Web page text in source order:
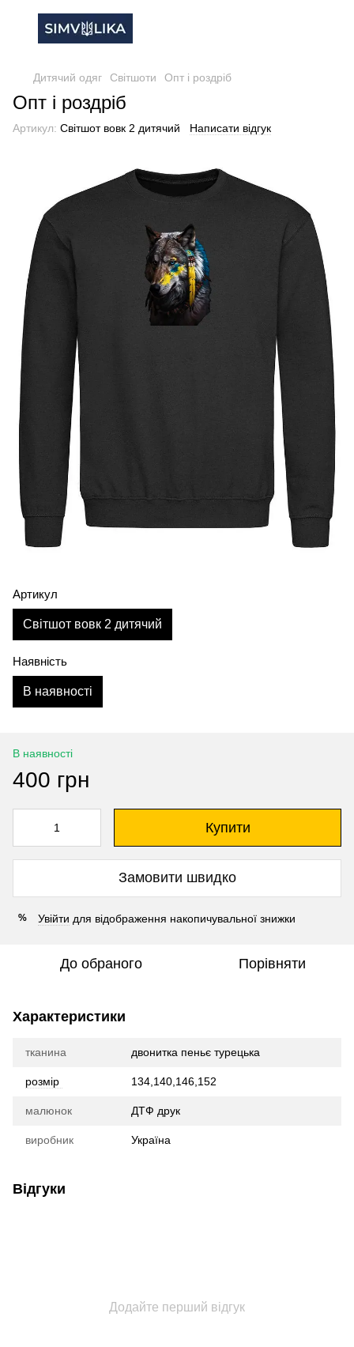
Дитячий одяг Світшоти Опт і роздріб
Опт і роздріб
Артикул: Світшот вовк 2 дитячий Написати відгук
Артикул
Світшот вовк 2 дитячий
Наявність
В наявності
В наявності
400 грн
Купити
Замовити швидко
% Увійти для відображення накопичувальної знижки
До обраного Порівняти
Характеристики
тканина двонитка пеньє турецька
розмір 134,140,146,152
малюнок ДТФ друк
виробник Україна
Відгуки
Додайте перший відгук